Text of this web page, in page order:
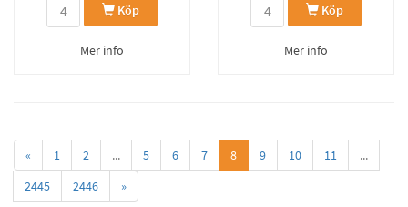
Köp
Mer info
Köp
Mer info
« 1 2 ... 5 6 7 8 9 10 11
...
2445
2446 »